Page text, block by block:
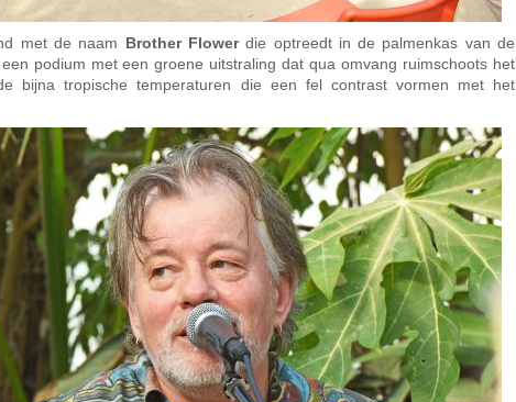
met de naam Brother Flowerdie optreedt in de palmenkas van de
podium met een groene uitstraling dat qua omvang ruimschoots het
bijna tropische temperaturen die een fel contrast vormen met het